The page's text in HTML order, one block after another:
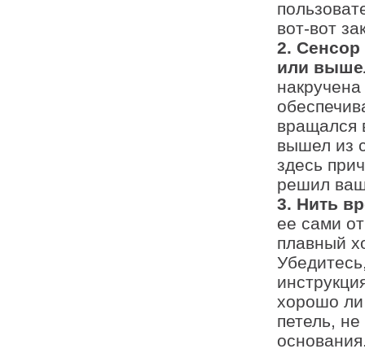
вот-вот
2.
или
вращался
вышел из
здесь
решил
3. Нить
ее сами
плавный
хорошо ли
петель,